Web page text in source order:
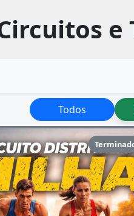
e
Todos